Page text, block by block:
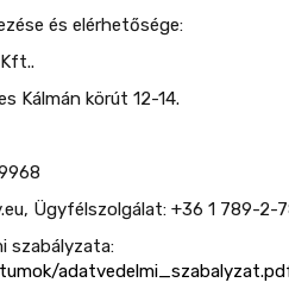
és elérhetősége:
Kálmán körút 12-14.
Ügyfélszolgálat: +36 1 789-2-
szabályzata: